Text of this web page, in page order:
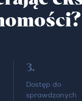
3.
Dostęp do
sprawdzonych